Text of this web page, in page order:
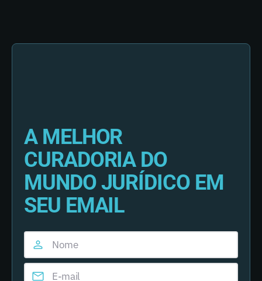
A MELHOR
CURADORIA DO
MUNDO JURÍDICO EM
SEU EMAIL